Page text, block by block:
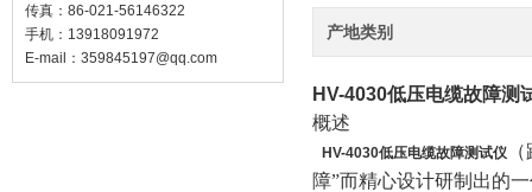
传真：86-021-56146322
手机：13918091972
E-mail： 359845197@qq.com
产地类别
HV-4030低压电缆故障测
概述
HV-4030低压电缆故障测试仪
障”而精心设计研制出的